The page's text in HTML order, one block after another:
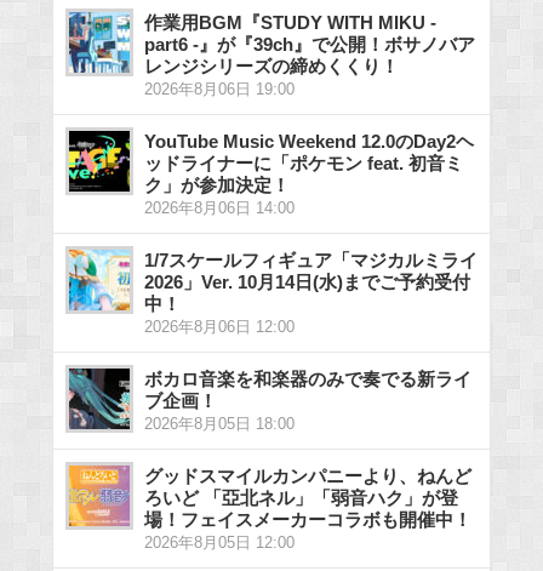
作業用BGM『STUDY WITH MIKU -
part6 -』が『39ch』で公開！ボサノバア
レンジシリーズの締めくくり！
2026年8月06日 19:00
YouTube Music Weekend 12.0のDay2ヘ
ッドライナーに「ポケモン feat. 初音ミ
ク」が参加決定！
2026年8月06日 14:00
1/7スケールフィギュア「マジカルミライ
2026」Ver. 10月14日(水)までご予約受付
中！
2026年8月06日 12:00
ボカロ音楽を和楽器のみで奏でる新ライ
ブ企画！
2026年8月05日 18:00
グッドスマイルカンパニーより、ねんど
ろいど 「亞北ネル」「弱音ハク」が登
場！フェイスメーカーコラボも開催中！
2026年8月05日 12:00